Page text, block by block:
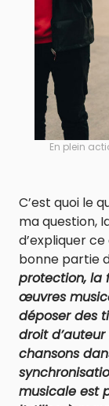
En plein
C’est quoi le
ma question,
d’expliquer
bonne partie
protection, la
œuvres
déposer des
droit
chansons
musicale est